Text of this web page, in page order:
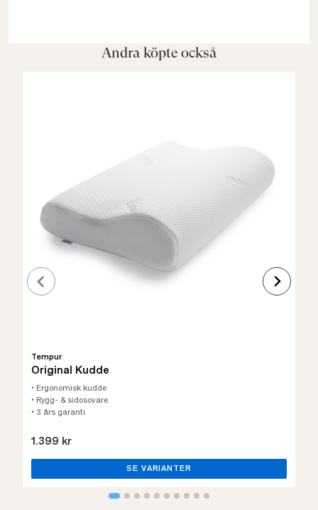
Andra köpte också
Tempur
Original Kudde
• Ergonomisk kudde
• Rygg- & sidosovare
• 3 års garanti
1.399 kr
SE VARIANTER